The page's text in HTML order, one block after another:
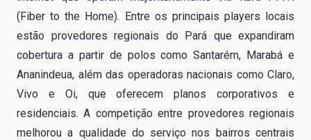
(Fiber to the Home). Entre os principais players locais
estão provedores regionais do Pará que expandiram
cobertura a partir de polos como Santarém, Marabá e
Ananindeua, além das operadoras nacionais como Claro,
Vivo e Oi, que oferecem planos corporativos e
residenciais. A competição entre provedores regionais
melhorou a qualidade do serviço nos bairros centrais